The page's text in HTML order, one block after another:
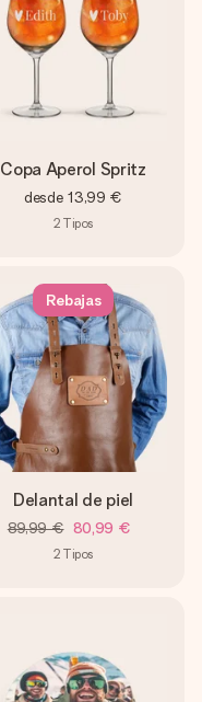
Copa Aperol Spritz
desde 13,99 €
2 Tipos
Rebajas
Delantal de piel
89,99 € 80,99 €
2 Tipos